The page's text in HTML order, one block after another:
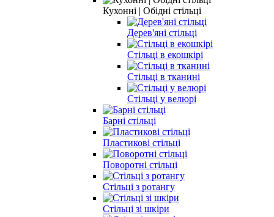
Кухонні | Обідні стільці
Дерев'яні стільці
Стільці в екошкірі
Стільці в тканині
Стільці у велюрі
Барні стільці
Пластикові стільці
Поворотні стільці
Стільці з ротангу
Стільці зі шкіри